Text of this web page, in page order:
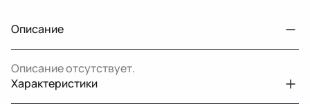
Описание
Описание отсутствует.
Характеристики